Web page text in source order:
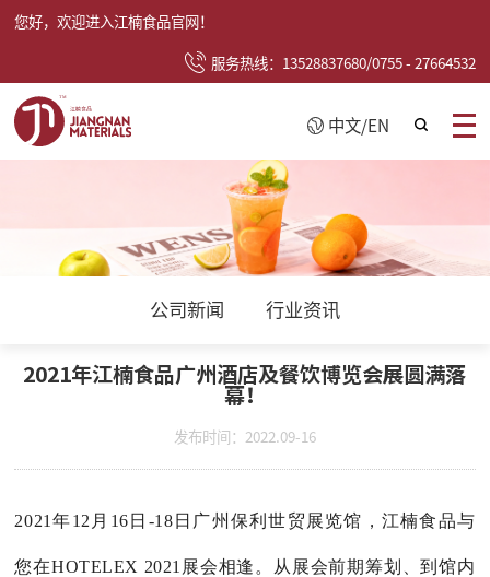
您好，欢迎进入江楠食品官网！
服务热线：13528837680/0755 - 27664532
中文/EN
公司新闻 行业资讯
2021年江楠食品广州酒店及餐饮博览会展圆满落
幕！
发布时间：2022.09-16
2021年12月16日-18日广州保利世贸展览馆，江楠食品与
您在HOTELEX 2021展会相逢。从展会前期筹划、到馆内